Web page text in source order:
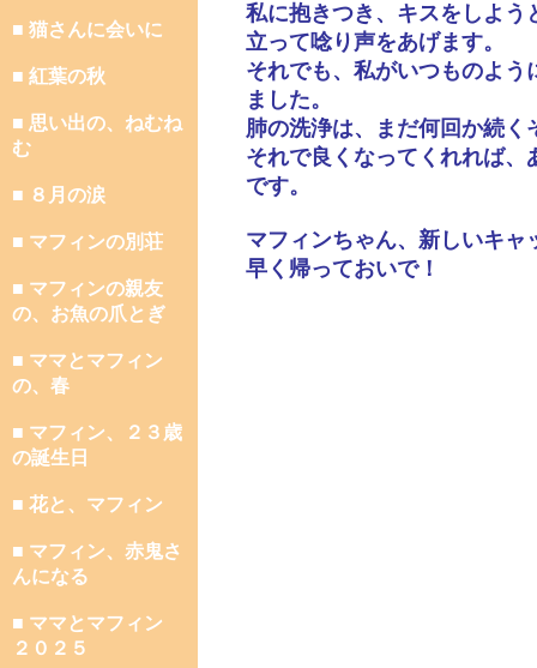
■ 猫さんに会いに
■ 紅葉の秋
■ 思い出の、ねむね
む
■ ８月の涙
■ マフィンの別荘
■ マフィンの親友
の、お魚の爪とぎ
■ ママとマフィン
の、春
■ マフィン、２３歳
の誕生日
■ 花と、マフィン
■ マフィン、赤鬼さ
んになる
■ ママとマフィン
２０２５
私に抱きつき、キスをしよう
立って唸り声をあげます。
それでも、私がいつものよ
ました。
肺の洗浄は、まだ何回か続く
それで良くなってくれれば
です。
マフィンちゃん、新しいキャ
早く帰っておいで！